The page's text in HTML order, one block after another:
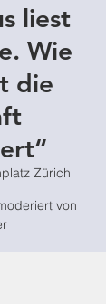
liest
Wie
die
Zürich
von